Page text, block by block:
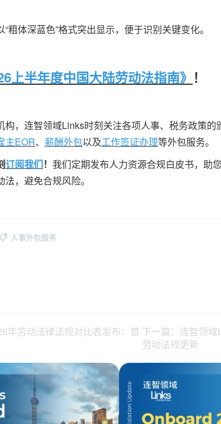
粗体深蓝色”格式突出显示，便于识别关键变化。
上半年度中国大陆劳动法指南》 ！
构，连智领域Links时刻关注各项人事、税务政策
主EOR、 薪酬外包以及工作签证办理等外包服务。
订阅我们！ 我们定期发布人力资源合规白皮书，助
，避免合规风险。
人事外包服务
年劳动法律法规对比表发布：首 下一篇：连智领
劳动法规更新